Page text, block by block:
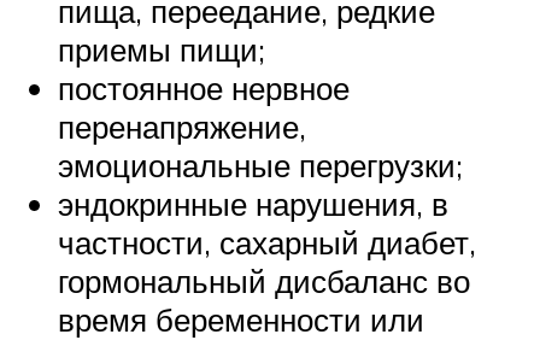
пища, переедание, редкие
приемы пищи;
постоянное нервное
перенапряжение,
эмоциональные перегрузки;
эндокринные нарушения, в
частности, сахарный диабет,
гормональный дисбаланс во
время беременности или